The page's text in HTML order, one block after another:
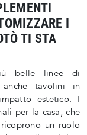
I
TI STA
belle linee di
tavolini in
estetico. I
per la casa, che
un ruolo